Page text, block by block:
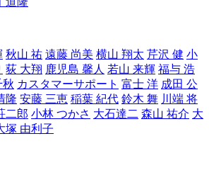
秋山 祐 遠藤 尚美 横山 翔太 芹沢 健 小
荻 大翔 鹿児島 馨人 若山 来輝 福与 浩
秋 カスタマーサポート 富士 洋 成田 公
隆 安藤 三恵 稲葉 紀代 鈴木 舞 川端 将
二郎 小林 つかさ 大石達二 森山 祐介 大
塚 由利子